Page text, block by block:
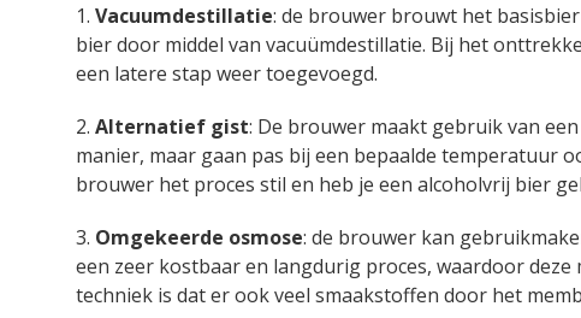
1. Vacuumdestillatie: de brouwer brouwt het
bier door middel van vacuümdestillatie. Bij het
een latere stap weer toegevoegd.
2. Alternatief gist: De brouwer maakt gebruik van
manier, maar gaan pas bij een bepaalde temperatuur
brouwer het proces stil en heb je een alcoholvrij bier
3. Omgekeerde osmose: de brouwer kan
een zeer kostbaar en langdurig proces, waardoor
techniek is dat er ook veel smaakstoffen door het